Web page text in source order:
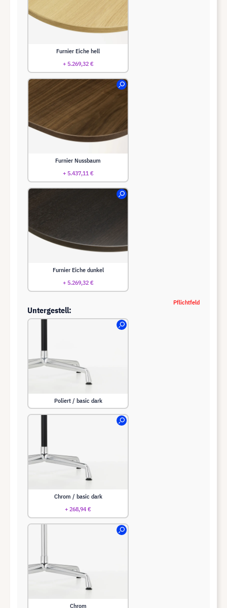
Furnier Eiche hell
+ 5.269,32 €
Furnier Nussbaum
+ 5.437,11 €
Furnier Eiche dunkel
+ 5.269,32 €
Untergestell:
Poliert / basic dark
Chrom / basic dark
+ 268,94 €
Chrom
Pflichtfeld